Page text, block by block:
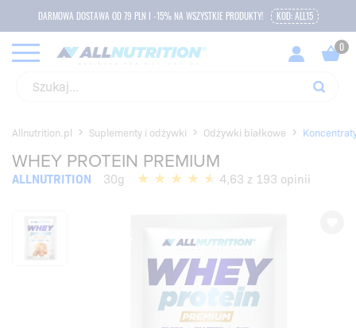
DARMOWA DOSTAWA OD 79 PLN I -15% NA WSZYSTKIE PRODUKTY! KOD: ALL15
Allnutrition.pl Suplementy i odżywki Odżywki białkowe
WHEY PROTEIN PREMIUM
ALLNUTRITION 30g 4,63 z 193 opinii